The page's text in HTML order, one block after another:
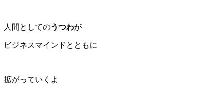
人間としてのうつわが
ビジネスマインドとともに
拡がっていくよ